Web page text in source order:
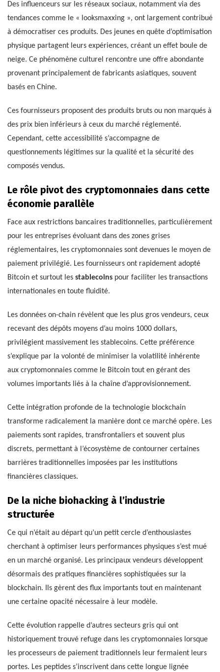
Des influenceurs sur les réseaux sociaux, notamment via des
tendances comme le « looksmaxxing », ont largement contribué
à démocratiser ces produits. Des jeunes en quête d’optimisation
physique partagent leurs expériences, créant un effet boule de
neige. Ce phénomène culturel rencontre une offre abondante
provenant principalement de fabricants asiatiques, souvent
basés en Chine.
Ces fournisseurs proposent des produits bruts ou non marqués à
des prix bien inférieurs à ceux du marché réglementé.
Cependant, cette accessibilité s’accompagne de
questionnements légitimes sur la qualité et la sécurité des
composés vendus.
Le rôle pivot des cryptomonnaies dans cette
économie parallèle
Face aux restrictions bancaires traditionnelles, particulièrement
pour les entreprises évoluant dans des zones grises
réglementaires, les cryptomonnaies sont devenues le moyen de
paiement privilégié. Les fournisseurs ont rapidement adopté
Bitcoin et surtout les stablecoins pour faciliter les transactions
internationales en toute fluidité.
Les données on-chain révèlent que les plus gros vendeurs, ceux
recevant des dépôts moyens d’au moins 1000 dollars,
privilégient massivement les stablecoins. Cette préférence
s’explique par la volonté de minimiser la volatilité inhérente
aux cryptomonnaies comme le Bitcoin tout en gérant des
volumes importants liés à la chaîne d’approvisionnement.
Cette intégration profonde de la technologie blockchain
transforme radicalement la manière dont ce marché opère. Les
paiements sont rapides, transfrontaliers et souvent plus
discrets, permettant à l’écosystème de contourner certaines
barrières traditionnelles imposées par les institutions
financières classiques.
De la niche biohacking à l’industrie
structurée
Ce qui n’était au départ qu’un petit cercle d’enthousiastes
cherchant à optimiser leurs performances physiques s’est mué
en un marché organisé. Les principaux vendeurs développent
désormais des pratiques financières sophistiquées sur la
blockchain. Ils gèrent des flux importants tout en maintenant
une certaine opacité nécessaire à leur modèle.
Cette évolution rappelle d’autres secteurs gris qui ont
historiquement trouvé refuge dans les cryptomonnaies lorsque
les processeurs de paiement traditionnels leur fermaient leurs
portes. Les peptides s’inscrivent dans cette longue lignée